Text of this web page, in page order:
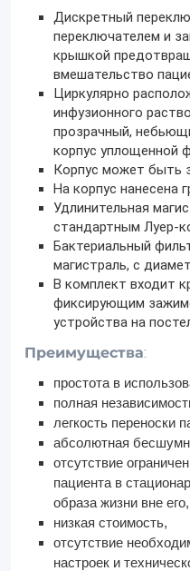
Дискретный
переключателем и
крышкой
вмешательство
Циркулярно
инфузионного
прозрачный,
корпус уплощенной
Корпус может быть
На корпус нанесена
Удлинительная
стандартным Луер-
Бактериальный
магистраль, с
В комплект входит
фиксирующим
устройства на
Преимущества:
простота в
полная
легкость переноски
абсолютная
отсутствие
пациента в
образа жизни вне его,
низкая стоимость,
отсутствие
настроек и